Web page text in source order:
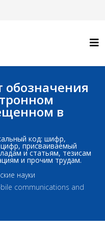
обозначения
в
код: шифр,
присваиваемый
и статьям, тезисам
и прочим трудам.
науки
communications and